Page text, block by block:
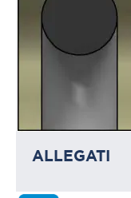
ALLEGATI